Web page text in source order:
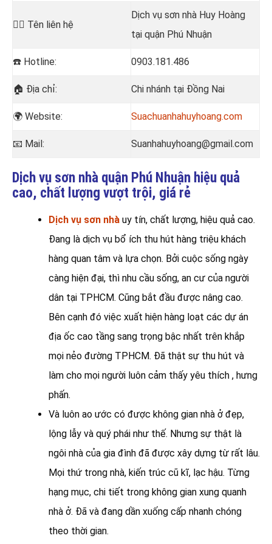
💁‍♂️ Tên liên hệ
Dịch vụ sơn nhà Huy Hoàng
tại quận Phú Nhuận
☎️ Hotline: 0903.181.486
🏠 Địa chỉ: Chi nhánh tại Đồng Nai
🌍 Website: Suachuanhahuyhoang.com
📧 Mail: Suanhahuyhoang@gmail.com
Dịch vụ sơn nhà quận Phú Nhuận hiệu quả
cao, chất lượng vượt trội, giá rẻ
Dịch vụ sơn nhà uy tín, chất lượng, hiệu quả cao.
Đang là dịch vụ bổ ích thu hút hàng triệu khách
hàng quan tâm và lựa chọn. Bởi cuộc sống ngày
càng hiện đại, thì nhu cầu sống, an cư của người
dân tại TPHCM. Cũng bắt đầu được nâng cao.
Bên cạnh đó việc xuất hiện hàng loạt các dự án
địa ốc cao tầng sang trọng bậc nhất trên khắp
mọi nẻo đường TPHCM. Đã thật sự thu hút và
làm cho mọi người luôn cảm thấy yêu thích , hưng
phấn.
Và luôn ao ước có được không gian nhà ở đẹp,
lộng lẫy và quý phái như thế. Nhưng sự thật là
ngôi nhà của gia đình đã được xây dựng từ rất lâu.
Mọi thứ trong nhà, kiến trúc cũ kĩ, lạc hậu. Từng
hạng mục, chi tiết trong không gian xung quanh
nhà ở. Đã và đang dần xuống cấp nhanh chóng
theo thời gian.